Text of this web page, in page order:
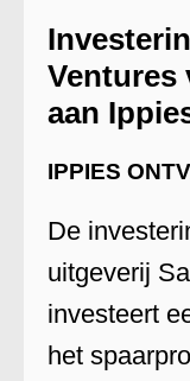
Ventures
aan
IPPIES
De
uitgeverij
investeert
het